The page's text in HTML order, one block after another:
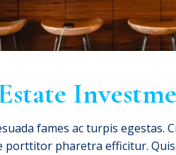
fames ac turpis egestas.
pharetra efficitur.